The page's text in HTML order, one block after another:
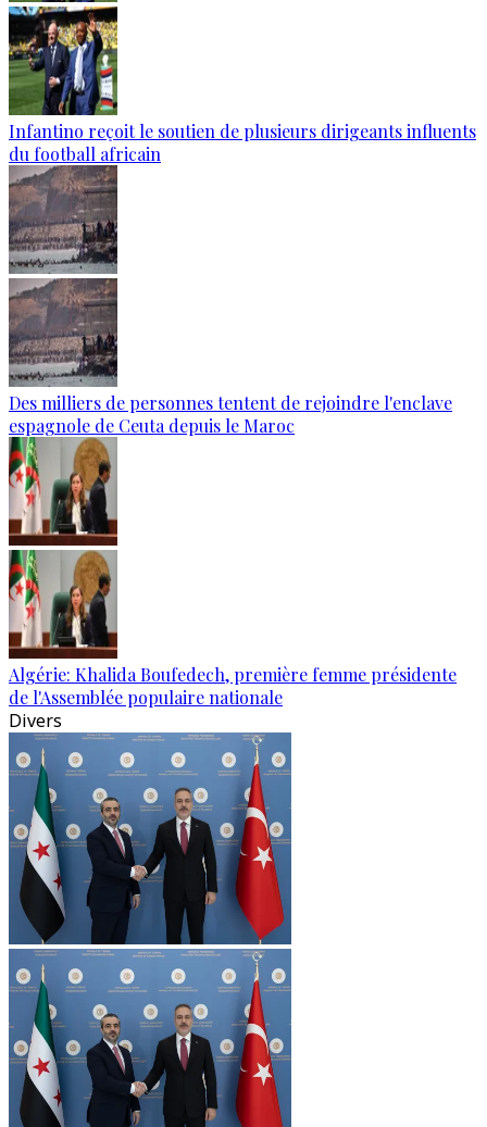
Infantino reçoit le soutien de plusieurs dirigeants influents
du football africain
Des milliers de personnes tentent de rejoindre l'enclave
espagnole de Ceuta depuis le Maroc
Algérie: Khalida Boufedech, première femme présidente
de l'Assemblée populaire nationale
Divers